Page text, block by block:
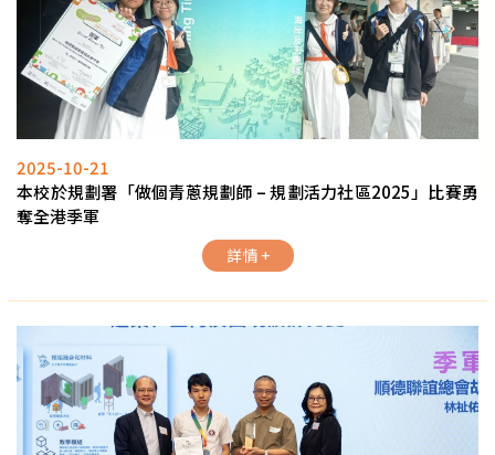
2025-10-21
本校於規劃署「做個青蔥規劃師 – 規劃活力社區2025」比賽勇
奪全港季軍
詳情 +